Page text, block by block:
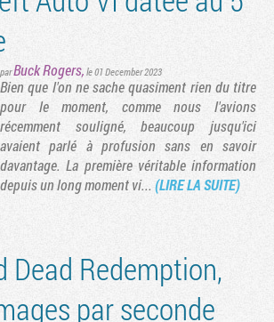
parBuck Rogers, le 01 December 2023
Bien que l'on ne sache quasiment rien du titre
pour le moment, comme nous l'avions
récemment souligné, beaucoup jusqu'ici
avaient parlé à profusion sans en savoir
davantage. La première véritable information
depuis un long moment vi... (LIRE LA SUITE)
Dead Redemption,
par seconde